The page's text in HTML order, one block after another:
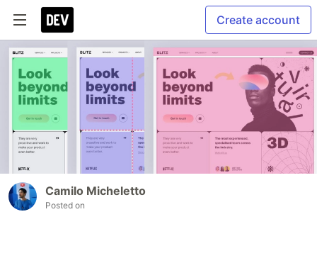
Create account
Camilo Micheletto
Posted on